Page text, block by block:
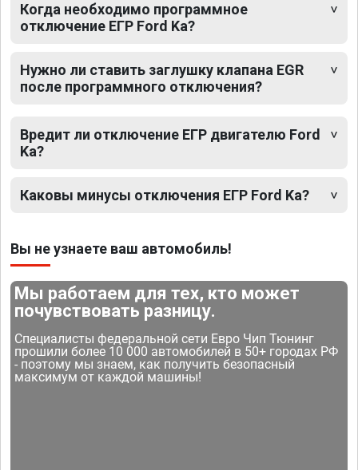
Когда необходимо программное
отключение ЕГР Ford Ka?
Нужно ли ставить заглушку клапана EGR
после программного отключения?
Вредит ли отключение ЕГР двигателю Ford
Ka?
Каковы минусы отключения ЕГР Ford Ka?
Вы не узнаете ваш автомобиль!
Мы работаем для тех, кто может
почувствовать разницу.
Специалисты федеральной сети Евро Чип Тюнинг
прошили более 10 000 автомобилей в 50+ городах РФ
- поэтому мы знаем, как получить безопасный
максимум от каждой машины!